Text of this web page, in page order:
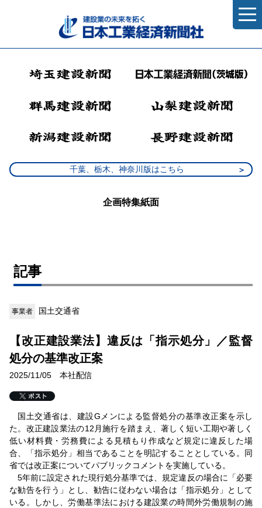
千葉、栃木、神奈川版はこちら
企画特集紙面
記事
事業者 国土交通省
【改正建設業法】違反は「指示処分」／監督
処分の基準改正案
2025/11/05 本社配信
国土交通省は、建設Gメンによる監督処分の基準改正案を示し
た。改正建設業法の12月施行を踏まえ、著しく短い工期や著しく
低い材料費・労務費による見積もり作成など規定に違反した場
合、「指示処分」相当であることを明記することとしている。同
省では改正案についてパブリックコメントを実施している。
5年前に設定された現行処分基準では、規定違反の場合に「必要
な勧告を行う」とし、勧告に従わない場合は「指示処分」として
いる。しかし、労働基準法における建設業の時間外労働規制の施